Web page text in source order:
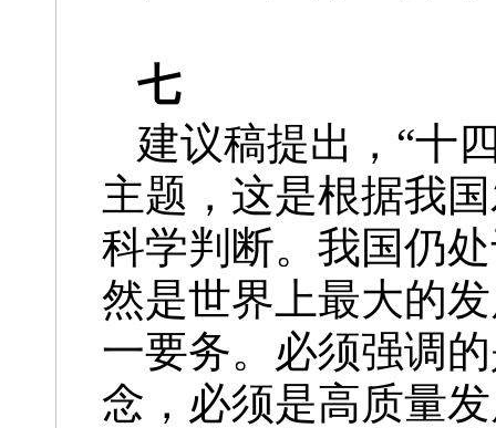
七
建议稿提出，“十
主题，这是根据我
科学判断。我国仍
然是世界上最大的
一要务。必须强调
念，必须是高质量